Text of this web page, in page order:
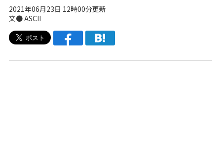
2021年06月23日 12時00分更新
文● ASCII